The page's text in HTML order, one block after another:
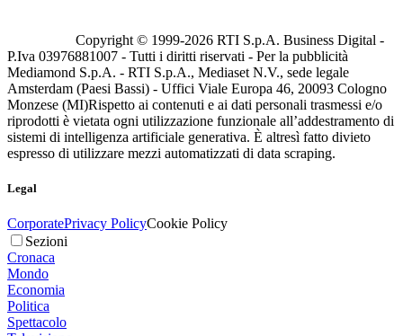
Copyright © 1999-2026 RTI S.p.A. Business Digital -
P.Iva 03976881007 - Tutti i diritti riservati - Per la pubblicità
Mediamond S.p.A. - RTI S.p.A., Mediaset N.V., sede legale
Amsterdam (Paesi Bassi) - Uffici Viale Europa 46, 20093 Cologno
Monzese (MI)Rispetto ai contenuti e ai dati personali trasmessi e/o
riprodotti è vietata ogni utilizzazione funzionale all’addestramento di
sistemi di intelligenza artificiale generativa. È altresì fatto divieto
espresso di utilizzare mezzi automatizzati di data scraping.
Legal
CorporatePrivacy PolicyCookie Policy
Sezioni
Cronaca
Mondo
Economia
Politica
Spettacolo